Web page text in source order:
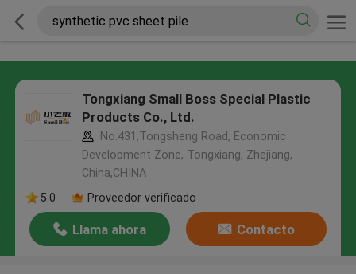
Tongxiang Small Boss Special Plastic
Products Co., Ltd.
No.431,Tongsheng Road, Economic
Development Zone, Tongxiang, Zhejiang,
China,CHINA
5.0
Proveedor verificado
Llama ahora Contacto